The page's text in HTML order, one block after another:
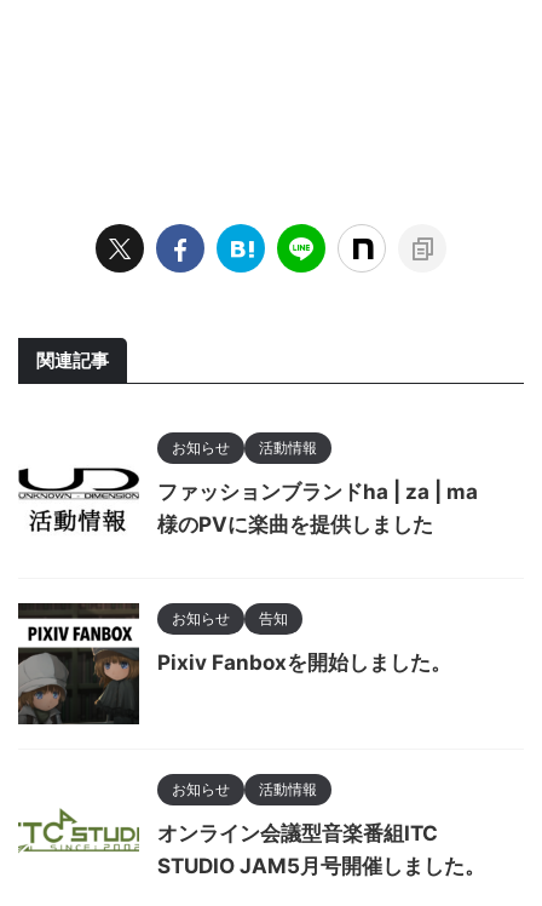
関連記事
お知らせ 活動情報
ファッションブランドha | za | ma
様のPVに楽曲を提供しました
お知らせ 告知
Pixiv Fanboxを開始しました。
お知らせ 活動情報
オンライン会議型音楽番組ITC
STUDIO JAM5月号開催しました。